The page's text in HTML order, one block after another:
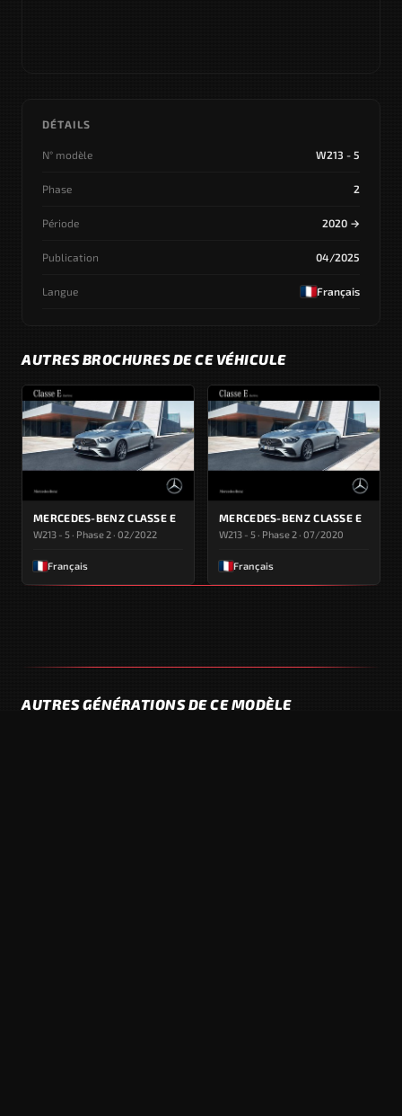
DÉTAILS
N° modèle W213 - 5
Phase 2
Période 2020 →
Publication 04/2025
Langue Français
AUTRES BROCHURES DE CE VÉHICULE
MERCEDES-BENZ CLASSE E
W213 - 5 · Phase 2 · 02/2022
Français
MERCEDES-BENZ CLASSE E
W213 - 5 · Phase 2 · 07/2020
Français
AUTRES GÉNÉRATIONS DE CE MODÈLE